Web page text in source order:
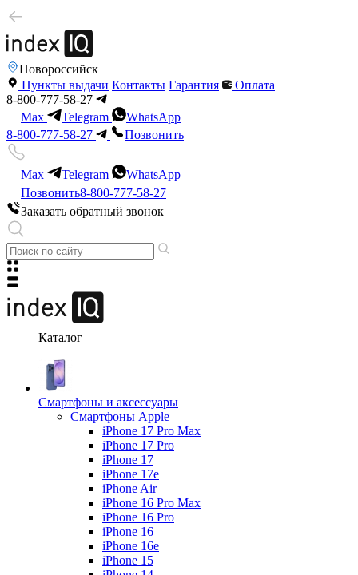
Новороссийск
Пункты выдачи Контакты Гарантия
Оплата
8-800-777-58-27
Max
Telegram
WhatsApp
8-800-777-58-27
Позвонить
Max Telegram
WhatsApp
Позвонить8-800-777-58-27
Заказать обратный звонок
Каталог
Смартфоны и аксессуары
Смартфоны Apple
iPhone 17 Pro Max
iPhone 17 Pro
iPhone 17
iPhone 17e
iPhone Air
iPhone 16 Pro Max
iPhone 16 Pro
iPhone 16
iPhone 16e
iPhone 15